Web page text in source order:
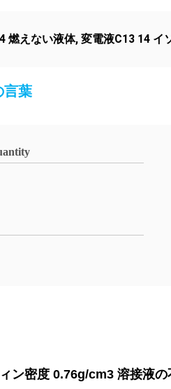
燃えない液体, 変電液C13 14 イ
言葉
ン密度 0.76g/cm3 溶接液の